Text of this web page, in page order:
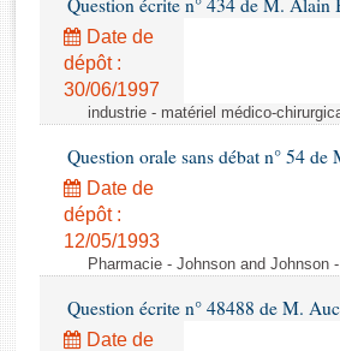
Rapports d'enquête
Rapports législatifs
Rapports sur l'application des lois
Baromètre de l’application des lois
Dossiers législatifs
Budget et sécurité sociale
Questions écrites et orales
Comptes rendus des débats
Question écrite n° 434 de M. Alain
Date de
dépôt :
30/06/1997
industrie - matériel médico-
Question orale sans débat n° 54
Date de
dépôt :
12/05/1993
Pharmacie - Johnson and
Question écrite n° 48488 de M.
Date de